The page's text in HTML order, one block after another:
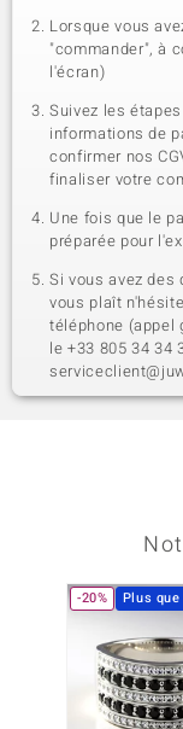
Lorsque vous
"commander", à
l'écran)
Suivez les
informations de
confirmer nos
finaliser votre
Une fois que le
préparée pour
Si vous avez
vous plaît
téléphone (appel
le +33 805 34 34
-20% Plus que